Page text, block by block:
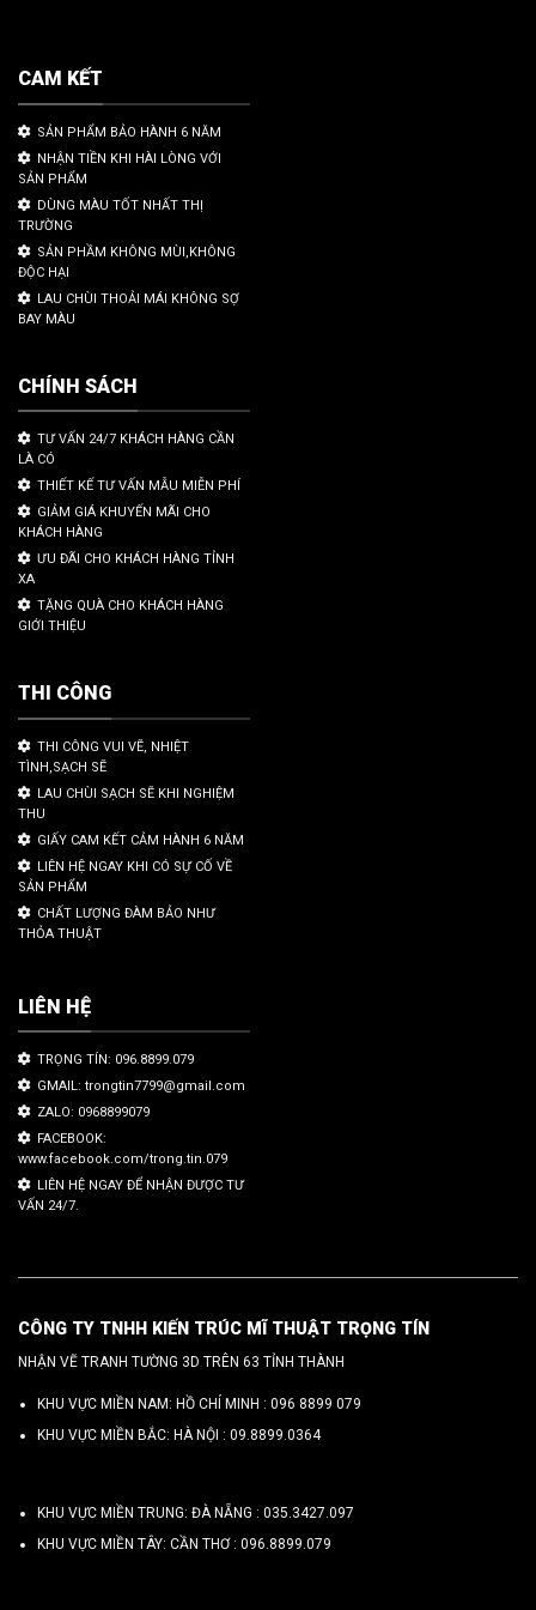
CAM KẾT
SẢN PHẨM BẢO HÀNH 6 NĂM
NHẬN TIỀN KHI HÀI LÒNG VỚI
SẢN PHẨM
DÙNG MÀU TỐT NHẤT THỊ
TRƯỜNG
SẢN PHẦM KHÔNG MÙI,KHÔNG
ĐỘC HẠI
LAU CHÙI THOẢI MÁI KHÔNG SỢ
BAY MÀU
CHÍNH SÁCH
TƯ VẤN 24/7 KHÁCH HÀNG CẦN
LÀ CÓ
THIẾT KẾ TƯ VẤN MẪU MIỄN PHÍ
GIẢM GIÁ KHUYẾN MÃI CHO
KHÁCH HÀNG
ƯU ĐÃI CHO KHÁCH HÀNG TỈNH
XA
TẶNG QUÀ CHO KHÁCH HÀNG
GIỚI THIỆU
THI CÔNG
THI CÔNG VUI VẼ, NHIỆT
TÌNH,SẠCH SẼ
LAU CHÙI SẠCH SẼ KHI NGHIỆM
THU
GIẤY CAM KẾT CẢM HÀNH 6 NĂM
LIÊN HỆ NGAY KHI CÓ SỰ CỐ VỀ
SẢN PHẨM
CHẤT LƯỢNG ĐÀM BẢO NHƯ
THỎA THUẬT
LIÊN HỆ
TRỌNG TÍN: 096.8899.079
GMAIL: trongtin7799@gmail.com
ZALO: 0968899079
FACEBOOK:
www.facebook.com/trong.tin.079
LIÊN HỆ NGAY ĐỂ NHẬN ĐƯỢC TƯ
VẤN 24/7.
CÔNG TY TNHH KIẾN TRÚC MĨ THUẬT TRỌNG TÍN
NHẬN VẼ TRANH TƯỜNG 3D TRÊN 63 TỈNH THÀNH
KHU VỰC MIỀN NAM: HỒ CHÍ MINH : 096 8899 079
KHU VỰC MIỀN BẮC: HÀ NỘI : 09.8899.0364
KHU VỰC MIỀN TRUNG: ĐÀ NẴNG : 035.3427.097
KHU VỰC MIỀN TÂY: CẦN THƠ : 096.8899.079